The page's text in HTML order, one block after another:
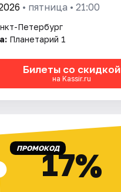
• пятница • 21:00
Петербург
Планетарий 1
Билеты со скидкой
на Kassir.ru
ПРОМОКОД17%